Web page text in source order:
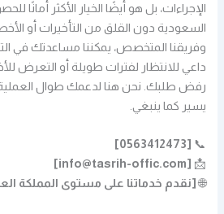
الإجراءات، بل هو أيضًا الخيار الأكثر أمانًا
السعودية دون القلق من التأخيرات أو
وفريقنا المتخصص، يمكننا مساعدتك في
داعي للانتظار لفترات طويلة أو التعرض
رفض طلبك. نحن هنا لدعمك طوال
يسير كما ينبغي.
📞
[0563412473]
📩
[info@tasrih-offic.com]
🌐 [نقدم خدماتنا على مستوى المملكة